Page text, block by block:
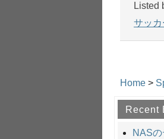
Listed
サッ
Home >
Recent
NAS